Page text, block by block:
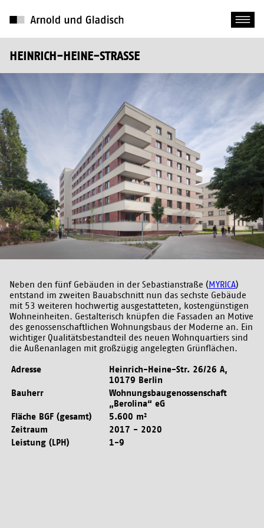
HEINRICH-HEINE-STRASSE
Neben den fünf Gebäuden in der Sebastianstraße (MYRICA)
entstand im zweiten Bauabschnitt nun das sechste Gebäude
mit 53 weiteren hochwertig ausgestatteten, kostengünstigen
Wohneinheiten. Gestalterisch knüpfen die Fassaden an Motive
des genossenschaftlichen Wohnungsbaus der Moderne an. Ein
wichtiger Qualitätsbestandteil des neuen Wohnquartiers sind
die Außenanlagen mit großzügig angelegten Grünflächen.
Adresse
Heinrich-Heine-Str. 26/26 A,
10179 Berlin
Bauherr
Wohnungsbaugenossenschaft
„Berolina“ eG
Fläche BGF (gesamt)
5.600 m²
Zeitraum
2017 - 2020
Leistung (LPH)
1-9